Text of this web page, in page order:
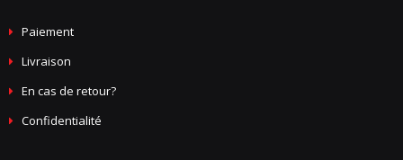
Paiement
Livraison
En cas de retour?
Confidentialité